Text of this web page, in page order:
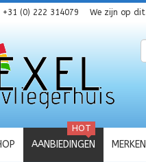
+31 (0) 222 314079 We zijn op
AANBIEDINGEN
HOT
MERKEN